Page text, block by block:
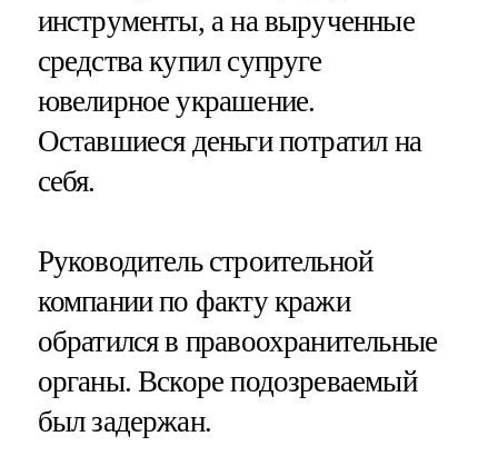
инструменты, а на вырученные
средства купил супруге
ювелирное украшение.
Оставшиеся деньги потратил на
себя.
Руководитель строительной
компании по факту кражи
обратился в правоохранительные
органы. Вскоре подозреваемый
был задержан.